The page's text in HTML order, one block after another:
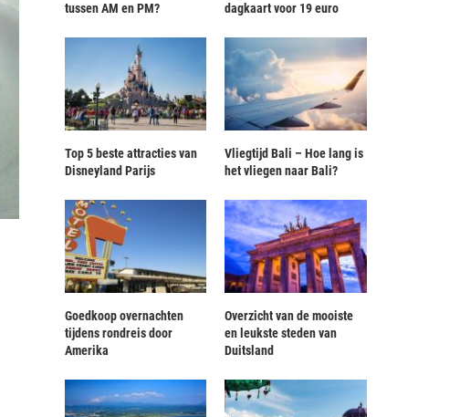
tussen AM en PM?
dagkaart voor 19 euro
Top 5 beste attracties van
Disneyland Parijs
Vliegtijd Bali – Hoe lang is
het vliegen naar Bali?
Goedkoop overnachten
tijdens rondreis door
Amerika
Overzicht van de mooiste
en leukste steden van
Duitsland